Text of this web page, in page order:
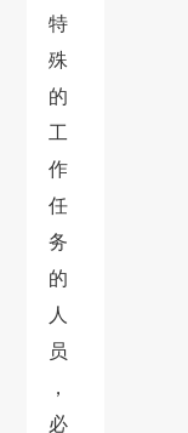
特
殊
的
工
作
任
务
的
人
员
，
必